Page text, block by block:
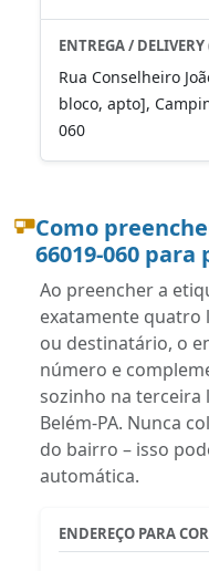
ENTREGA /
Rua Conselheiro
bloco, apto],
060
Como
66019-060
Ao preencher a
exatamente quatro
ou destinatário, o
número e
sozinho na terceira
Belém-PA. Nunca
do bairro – isso
automática.
ENDEREÇO PARA